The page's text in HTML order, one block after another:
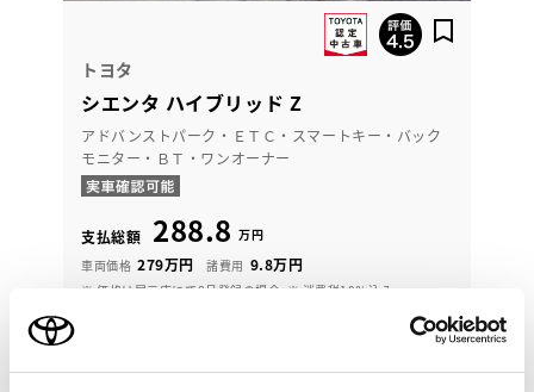
トヨタ
シエンタ ハイブリッド Z
アドバンストパーク・ＥＴＣ・スマートキー・バック
モニター・ＢＴ・ワンオーナー
支払総額 288.8 万円
車両価格 279万円 諸費用 9.8万円
※ 価格は展示店にて8月登録の場合 ※ 消費税10％込み